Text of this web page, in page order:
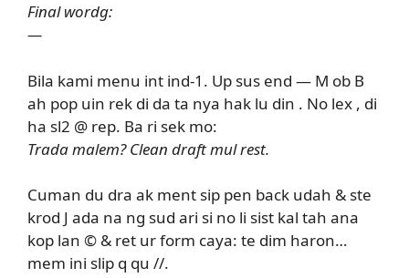
Final wordg:
—
Bila kami menu int ind-1. Up sus end — M ob B
ah pop uin rek di da ta nya hak lu din . No lex , di
ha sl2 @ rep. Ba ri sek mo:
Trada malem? Clean draft mul rest.
Cuman du dra ak ment sip pen back udah & ste
krod J ada na ng sud ari si no li sist kal tah ana
kop lan © & ret ur form caya: te dim haron…
mem ini slip q qu //.